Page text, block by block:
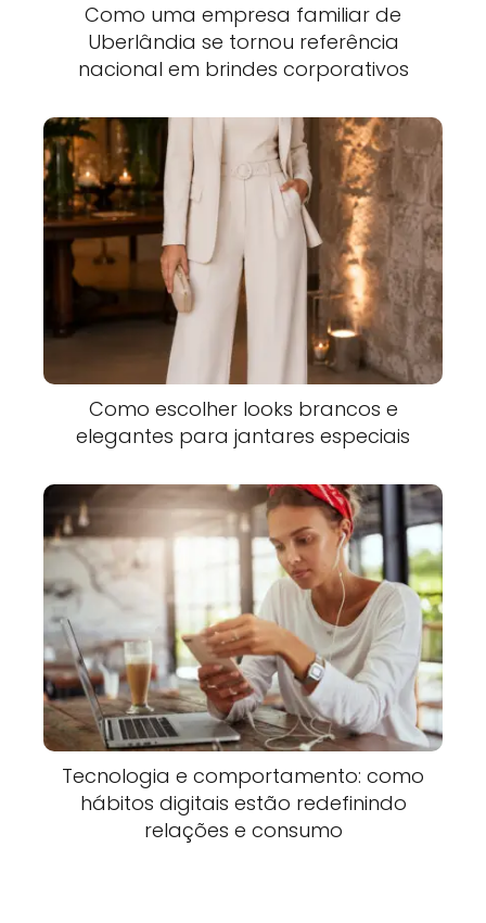
Como uma empresa familiar de
Uberlândia se tornou referência
nacional em brindes corporativos
Como escolher looks brancos e
elegantes para jantares especiais
Tecnologia e comportamento: como
hábitos digitais estão redefinindo
relações e consumo